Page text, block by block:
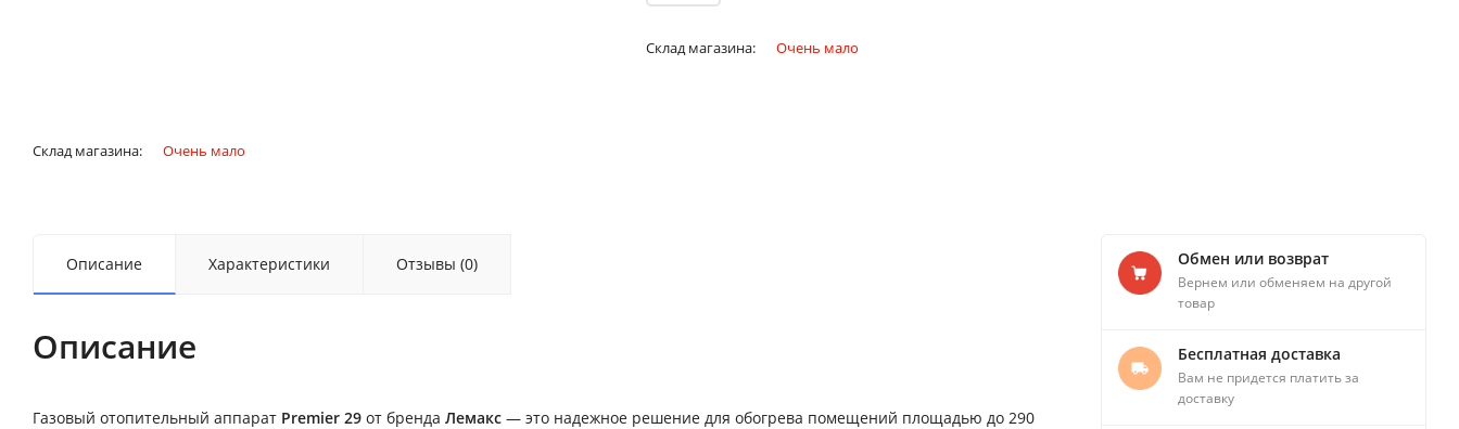
Склад магазина: Очень мало
Склад магазина: Очень мало
Описание Характеристики Отзывы (0)
Описание
Газовый отопительный аппарат Premier 29 от бренда Лемакс — это надежное решение для обогрева помещений площадью до 290
Обмен или возврат
Вернем или обменяем на другой
товар
Бесплатная доставка
Вам не придется платить за
доставку